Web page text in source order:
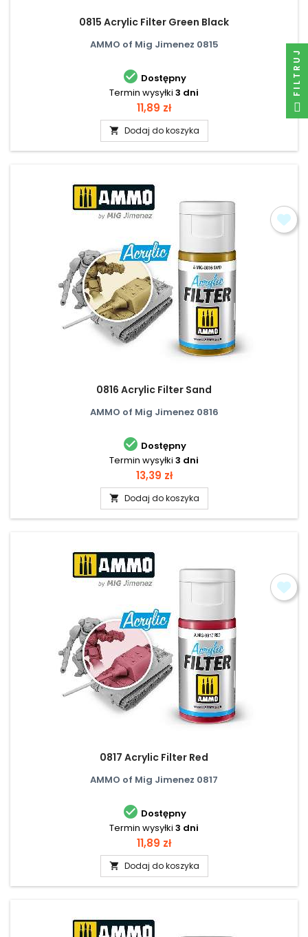
0815 Acrylic Filter Green Black
AMMO of Mig Jimenez 0815
 Dostępny
Termin wysyłki 3 dni
Cena
11,89 zł
 Dodaj do koszyka
0816 Acrylic Filter Sand
AMMO of Mig Jimenez 0816
 Dostępny
Termin wysyłki 3 dni
Cena
13,39 zł
 Dodaj do koszyka
0817 Acrylic Filter Red
AMMO of Mig Jimenez 0817
 Dostępny
Termin wysyłki 3 dni
Cena
11,89 zł
 Dodaj do koszyka
FILTRUJ